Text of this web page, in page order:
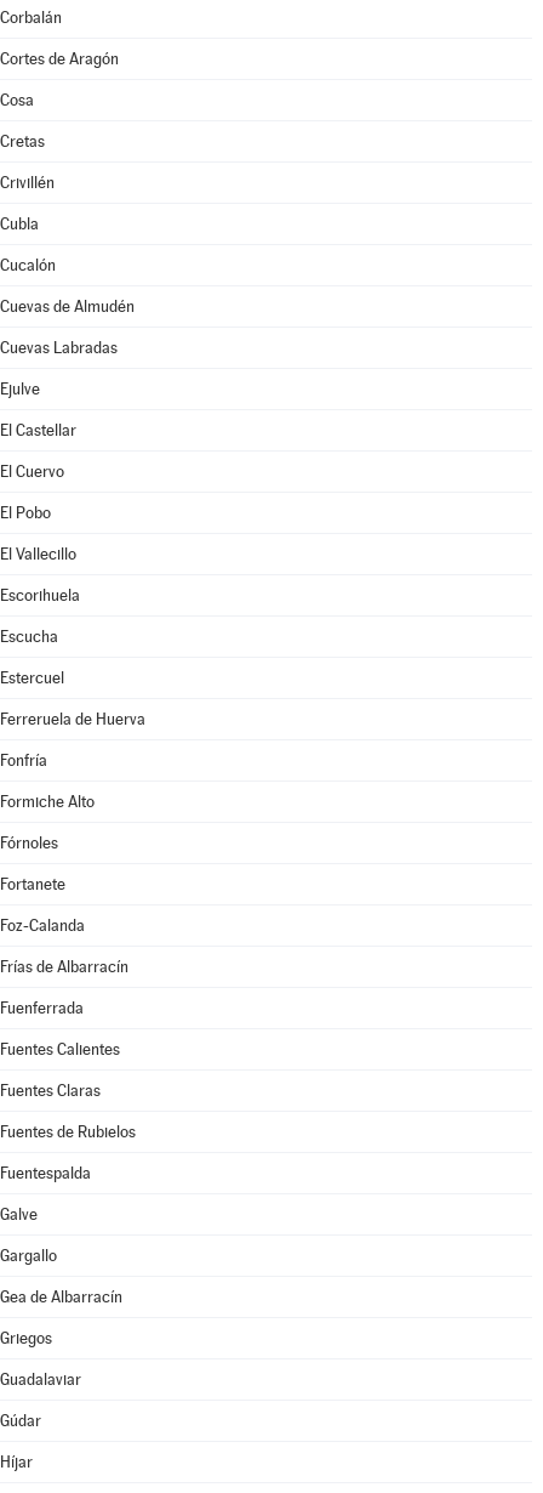
Corbalán
Cortes de Aragón
Cosa
Cretas
Crivillén
Cubla
Cucalón
Cuevas de Almudén
Cuevas Labradas
Ejulve
El Castellar
El Cuervo
El Pobo
El Vallecillo
Escorihuela
Escucha
Estercuel
Ferreruela de Huerva
Fonfría
Formiche Alto
Fórnoles
Fortanete
Foz-Calanda
Frías de Albarracín
Fuenferrada
Fuentes Calientes
Fuentes Claras
Fuentes de Rubielos
Fuentespalda
Galve
Gargallo
Gea de Albarracín
Griegos
Guadalaviar
Gúdar
Híjar